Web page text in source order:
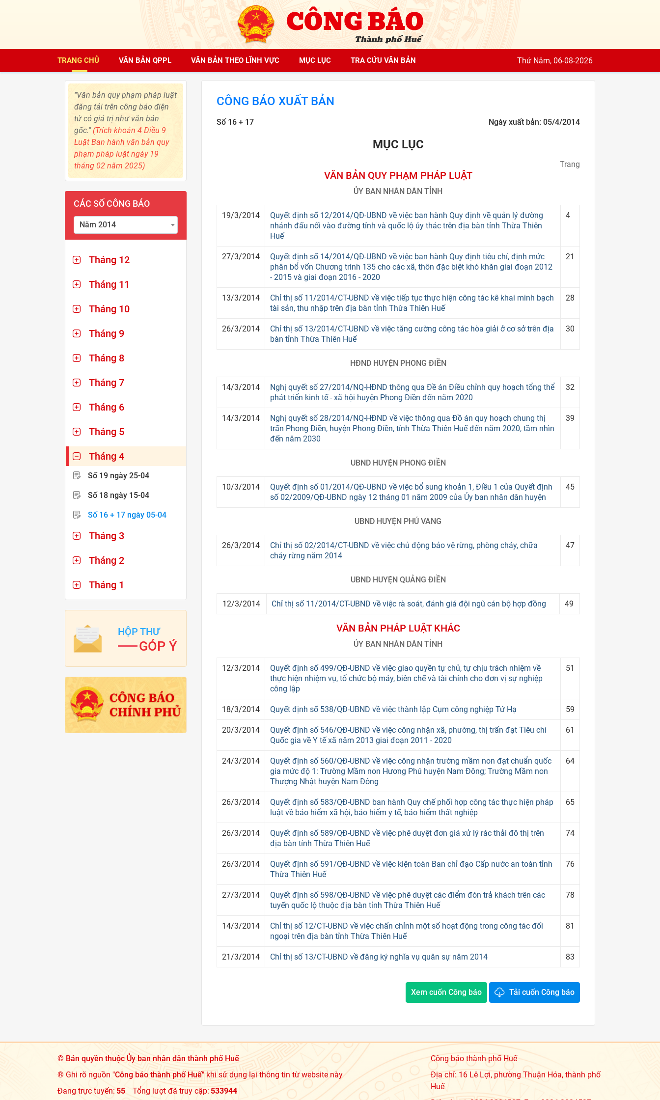
Thứ Năm, 06-08-2026
TRANG CHỦ VĂN BẢN QPPL VĂN BẢN THEO LĨNH VỰC MỤC LỤC TRA CỨU VĂN BẢN
"Văn bản quy phạm pháp luật
đăng tải trên công báo điện
tử có giá trị như văn bản
gốc." (Trích khoản 4 Điều 9
Luật Ban hành văn bản quy
phạm pháp luật ngày 19
tháng 02 năm 2025)
CÁC SỐ CÔNG BÁO
Năm 2014
Tháng 12
Tháng 11
Tháng 10
Tháng 9
Tháng 8
Tháng 7
Tháng 6
Tháng 5
Tháng 4
Số 19 ngày 25-04
Số 18 ngày 15-04
Số 16 + 17 ngày 05-04
Tháng 3
Tháng 2
Tháng 1
HỘP THƯ
GÓP Ý
CÔNG BÁO XUẤT BẢN
Số 16 + 17 Ngày xuất bản: 05/4/2014
MỤC LỤC
Trang
VĂN BẢN QUY PHẠM PHÁP LUẬT
ỦY BAN NHÂN DÂN TỈNH
19/3/2014
Quyết định số 12/2014/QĐ-UBND về việc ban hành Quy định về quản lý đường
nhánh đấu nối vào đường tỉnh và quốc lộ ủy thác trên địa bàn tỉnh Thừa Thiên
Huế
4
27/3/2014
Quyết định số 14/2014/QĐ-UBND về việc ban hành Quy định tiêu chí, định mức
phân bổ vốn Chương trình 135 cho các xã, thôn đặc biệt khó khăn giai đoạn 2012
- 2015 và giai đoạn 2016 - 2020
21
13/3/2014
Chỉ thị số 11/2014/CT-UBND về việc tiếp tục thực hiện công tác kê khai minh bạch
tài sản, thu nhập trên địa bàn tỉnh Thừa Thiên Huế
28
26/3/2014
Chỉ thị số 13/2014/CT-UBND về việc tăng cường công tác hòa giải ở cơ sở trên địa
bàn tỉnh Thừa Thiên Huế
30
HĐND HUYỆN PHONG ĐIỀN
14/3/2014
Nghị quyết số 27/2014/NQ-HĐND thông qua Đề án Điều chỉnh quy hoạch tổng thể
phát triển kinh tế - xã hội huyện Phong Điền đến năm 2020
32
14/3/2014
Nghị quyết số 28/2014/NQ-HĐND về việc thông qua Đồ án quy hoạch chung thị
trấn Phong Điền, huyện Phong Điền, tỉnh Thừa Thiên Huế đến năm 2020, tầm nhìn
đến năm 2030
39
UBND HUYỆN PHONG ĐIỀN
10/3/2014
Quyết định số 01/2014/QĐ-UBND về việc bổ sung khoản 1, Điều 1 của Quyết định
số 02/2009/QĐ-UBND ngày 12 tháng 01 năm 2009 của Ủy ban nhân dân huyện
45
UBND HUYỆN PHÚ VANG
26/3/2014
Chỉ thị số 02/2014/CT-UBND về việc chủ động bảo vệ rừng, phòng cháy, chữa
cháy rừng năm 2014
47
UBND HUYỆN QUẢNG ĐIỀN
12/3/2014 Chỉ thị số 11/2014/CT-UBND về việc rà soát, đánh giá đội ngũ cán bộ hợp đồng 49
VĂN BẢN PHÁP LUẬT KHÁC
ỦY BAN NHÂN DÂN TỈNH
12/3/2014
Quyết định số 499/QĐ-UBND về việc giao quyền tự chủ, tự chịu trách nhiệm về
thực hiện nhiệm vụ, tổ chức bộ máy, biên chế và tài chính cho đơn vị sự nghiệp
công lập
51
18/3/2014 Quyết định số 538/QĐ-UBND về việc thành lập Cụm công nghiệp Tứ Hạ 59
20/3/2014
Quyết định số 546/QĐ-UBND về việc công nhận xã, phường, thị trấn đạt Tiêu chí
Quốc gia về Y tế xã năm 2013 giai đoạn 2011 - 2020
61
24/3/2014
Quyết định số 560/QĐ-UBND về việc công nhận trường mầm non đạt chuẩn quốc
gia mức độ 1: Trường Mầm non Hương Phú huyện Nam Đông; Trường Mầm non
Thượng Nhật huyện Nam Đông
64
26/3/2014
Quyết định số 583/QĐ-UBND ban hành Quy chế phối hợp công tác thực hiện pháp
luật về bảo hiểm xã hội, bảo hiểm y tế, bảo hiểm thất nghiệp
65
26/3/2014
Quyết định số 589/QĐ-UBND về việc phê duyệt đơn giá xử lý rác thải đô thị trên
địa bàn tỉnh Thừa Thiên Huế
74
26/3/2014
Quyết định số 591/QĐ-UBND về việc kiện toàn Ban chỉ đạo Cấp nước an toàn tỉnh
Thừa Thiên Huế
76
27/3/2014
Quyết định số 598/QĐ-UBND về việc phê duyệt các điểm đón trả khách trên các
tuyến quốc lộ thuộc địa bàn tỉnh Thừa Thiên Huế
78
14/3/2014
Chỉ thị số 12/CT-UBND về việc chấn chỉnh một số hoạt động trong công tác đối
ngoại trên địa bàn tỉnh Thừa Thiên Huế
81
21/3/2014 Chỉ thị số 13/CT-UBND về đăng ký nghĩa vụ quân sự năm 2014 83
Xem cuốn Công báo Tải cuốn Công báo
© Bản quyền thuộc Ủy ban nhân dân thành phố Huế
® Ghi rõ nguồn "Công báo thành phố Huế"khi sử dụng lại thông tin từ website này
Đang trực tuyến: 55 Tổng lượt đã truy cập: 533944
Công báo thành phố Huế
Địa chỉ: 16 Lê Lợi, phường Thuận Hóa, thành phố
Huế